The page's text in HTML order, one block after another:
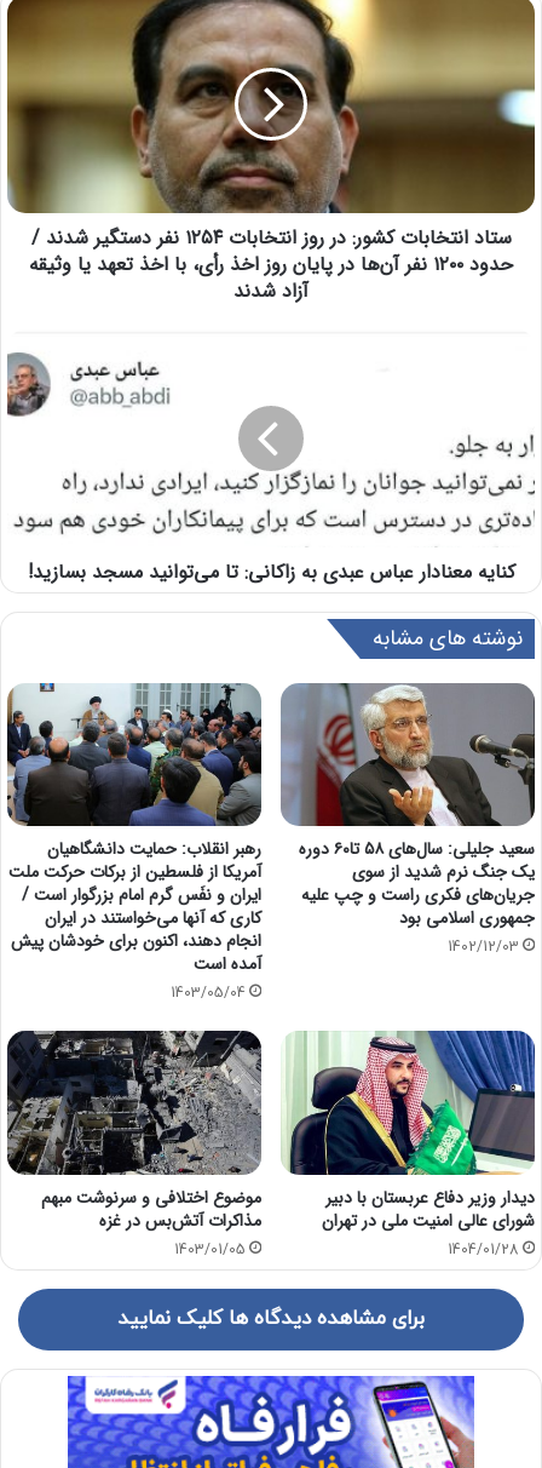
ستاد انتخابات کشور: در روز انتخابات ۱۲۵۴ نفر دستگیر شدند /
حدود ۱۲۰۰ نفر آن‌ها در پایان روز اخذ رأی، با اخذ تعهد یا وثیقه
آزاد شدند
کنایه معنادار عباس عبدی به زاکانی: تا می‌توانید مسجد بسازید!
نوشته های مشابه
سعید جلیلی: سال‌های ۵۸ تا۶۰ دوره
یک جنگ نرم شدید از سوی
جریان‌های فکری راست و چپ علیه
جمهوری اسلامی بود
1402/12/03
رهبر انقلاب: حمایت دانشگاهیان
آمریکا از فلسطین از برکات حرکت ملت
ایران و نفَس گرم امام بزرگوار است /
کاری که آنها می‌خواستند در ایران
انجام دهند، اکنون برای خودشان پیش
آمده است
1403/05/04
دیدار وزیر دفاع عربستان با دبیر
شورای عالی امنیت ملی در تهران
1404/01/28
موضوع اختلافی و سرنوشت مبهم
مذاکرات آتش‌بس در غزه
1403/01/05
برای مشاهده دیدگاه ها کلیک نمایید